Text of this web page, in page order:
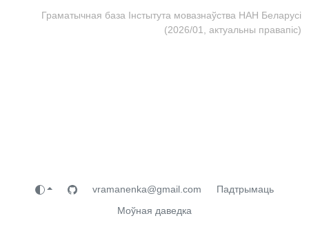
Граматычная база Інстытута мовазнаўства НАН Беларусі
(2026/01, актуальны правапіс)
vramanenka@gmail.com
Падтрымаць
Моўная даведка